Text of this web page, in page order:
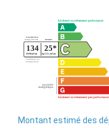
Montant estimé des